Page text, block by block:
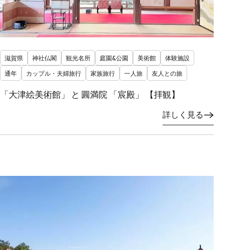
滋賀県 神社仏閣 観光名所 庭園&公園 美術館
体験施設
通年
カップル・夫婦旅行 家族旅行 一人旅 友人との旅
「大津絵美術館」 と 圓満院 「宸殿」 【拝観】
詳しく見る